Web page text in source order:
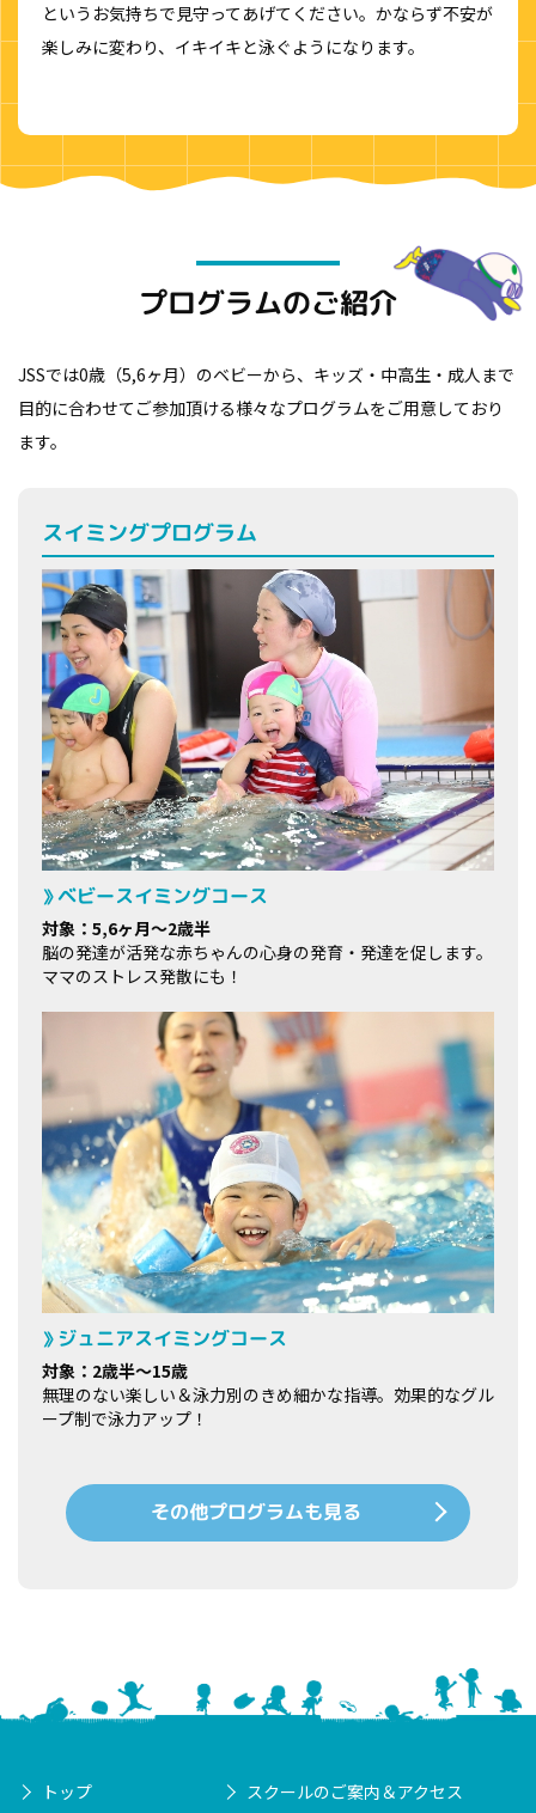
というお気持ちで見守ってあげてください。かならず不安が
楽しみに変わり、イキイキと泳ぐようになります。
プログラムのご紹介
JSSでは0歳（5,6ヶ月）のベビーから、キッズ・中高生・成人まで
目的に合わせてご参加頂ける様々なプログラムをご用意しており
ます。
スイミングプログラム
ベビースイミングコース
対象：5,6ヶ月～2歳半
脳の発達が活発な赤ちゃんの心身の発育・発達を促します。
ママのストレス発散にも！
ジュニアスイミングコース
対象：2歳半～15歳
無理のない楽しい＆泳力別のきめ細かな指導。効果的なグル
ープ制で泳力アップ！
その他プログラムも見る
トップ スクールのご案内＆アクセス